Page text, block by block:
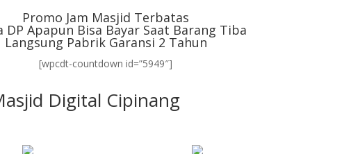
Promo Jam Masjid Terbatas
DP Apapun Bisa Bayar Saat Barang Tiba
Langsung Pabrik Garansi 2 Tahun
[wpcdt-countdown id=”5949″]
Digital Cipinang